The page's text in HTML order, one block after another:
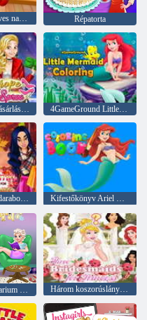
Baba Hazel: Éves nap az iskolában Répatorta
BFF Europe vásárlás vázlat 4GameGround Little Mermaid színezés
Őszi kötelező darabok a hercegnők számára Kifestőkönyv Ariel Mermaid számára
Hercegnő Terrarium Life Deco Három koszorúslány Ellának